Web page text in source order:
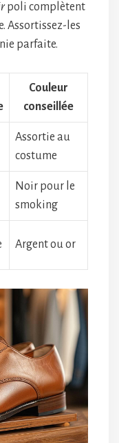
poli complètent
Assortissez-les
parfaite.
Couleur
conseillée
Assortie au
costume
Noir pour le
smoking
Argent ou or